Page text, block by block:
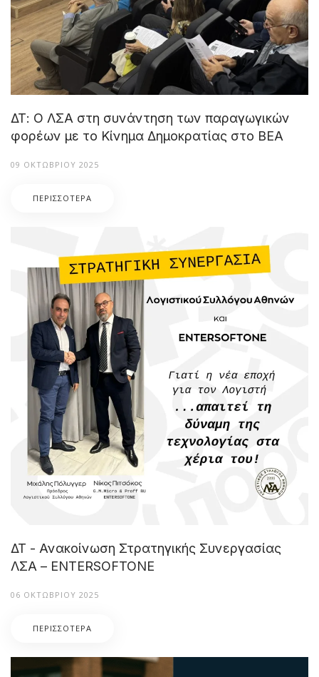
ΔΤ: Ο ΛΣΑ στη συνάντηση των παραγωγικών
φορέων με το Κίνημα Δημοκρατίας στο ΒΕΑ
09 ΟΚΤΩΒΡΊΟΥ 2025
ΠΕΡΙΣΣΌΤΕΡΑ
ΔΤ - Ανακοίνωση Στρατηγικής Συνεργασίας
ΛΣΑ – ENTERSOFTONE
06 ΟΚΤΩΒΡΊΟΥ 2025
ΠΕΡΙΣΣΌΤΕΡΑ